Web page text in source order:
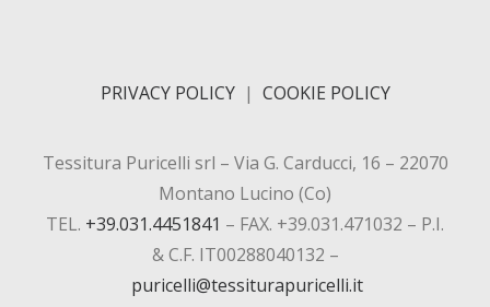
PRIVACY POLICY| COOKIE POLICY
Tessitura Puricelli srl – Via G. Carducci, 16 – 22070
Montano Lucino (Co)
TEL. +39.031.4451841 – FAX. +39.031.471032 – P.I.
& C.F. IT00288040132 –
puricelli@tessiturapuricelli.it